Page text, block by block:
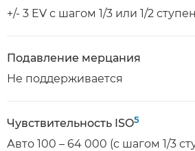
+/- 3 EV с шагом 1/3 или 1/2
Подавление мерцания
Не поддерживается
Чувствительность ISO5
Авто 100 – 64 000 (с шагом 1/3